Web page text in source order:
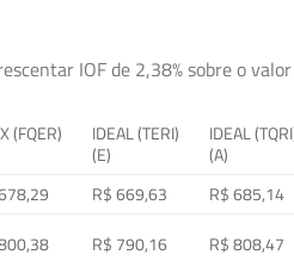
IOF de 2,38% sobre o
(FQER)
IDEAL (TERI)
(E)
IDEAL
(A)
R$ 669,63 R$ 685,14
R$ 790,16 R$ 808,47